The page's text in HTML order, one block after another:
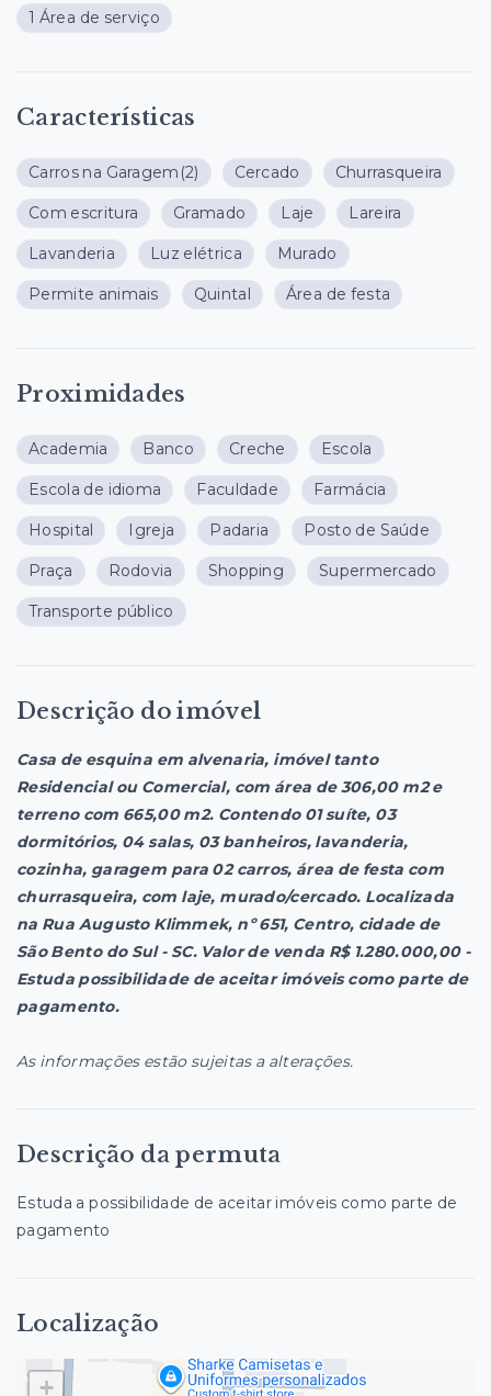
1 Área de serviço
Características
Carros na Garagem (2) Cercado Churrasqueira
Com escritura Gramado Laje Lareira
Lavanderia Luz elétrica Murado
Permite animais Quintal Área de festa
Proximidades
Academia Banco Creche Escola
Escola de idioma Faculdade Farmácia
Hospital Igreja Padaria Posto de Saúde
Praça Rodovia Shopping Supermercado
Transporte público
Descrição do imóvel
Casa de esquina em alvenaria, imóvel tanto
Residencial ou Comercial, com área de 306,00 m2 e
terreno com 665,00 m2. Contendo 01 suíte, 03
dormitórios, 04 salas, 03 banheiros, lavanderia,
cozinha, garagem para 02 carros, área de festa com
churrasqueira, com laje, murado/cercado. Localizada
na Rua Augusto Klimmek, nº 651, Centro, cidade de
São Bento do Sul - SC. Valor de venda R$ 1.280.000,00 -
Estuda possibilidade de aceitar imóveis como parte de
pagamento.
As informações estão sujeitas a alterações.
Descrição da permuta
Estuda a possibilidade de aceitar imóveis como parte de
pagamento
Localização
+